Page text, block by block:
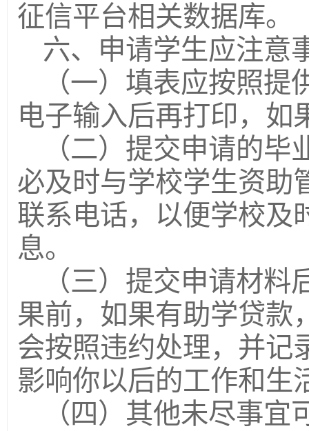
征信平台相关数据库。
六、申请学生应注意
（一）填表应按照
电子输入后再打印，如
（二）提交申请的
必及时与学校学生资助
联系电话，以便学校及
息。
（三）提交申请材
果前，如果有助学贷款
会按照违约处理，并记
影响你以后的工作和生
（四）其他未尽事